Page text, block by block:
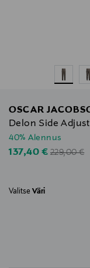
OSCAR
Delon Side
40% Alennus
Discounted Price
137,40 €Original
229,00 €
Valitse Väri